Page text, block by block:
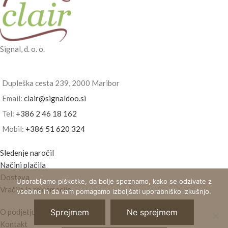
Signal, d. o. o.
Dupleška cesta 239, 2000 Maribor
Email: clair@signaldoo.si
Tel: +386 2 46 18 162
Mobil: +386 51 620 324
Sledenje naročil
Načini plačila
Dostava
Vračila in reklamacije
O podjetju
Kontakt
Uporabljamo piškotke, da bolje spoznamo, kako se odzivate z
vsebino in da vam pomagamo izboljšati uporabniško izkušnjo.
Sprejmem Ne sprejmem